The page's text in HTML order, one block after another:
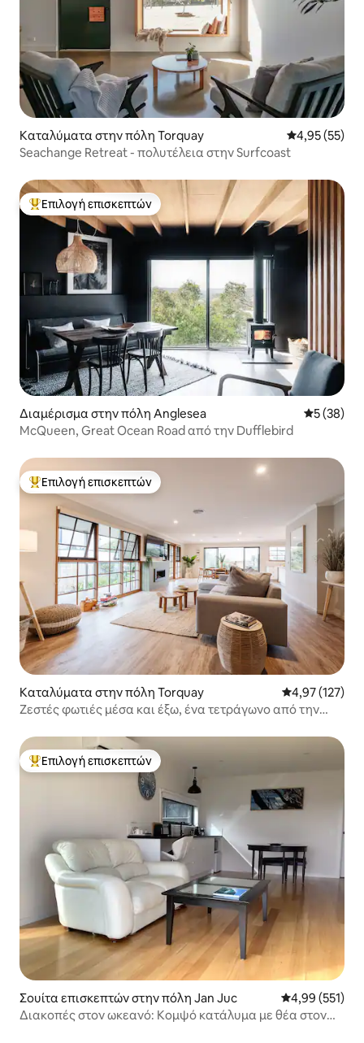
Καταλύματα στην πόλη Torquay Μέση
4,95 (55)
Seachange Retreat - πολυτέλεια στην Surfcoast
Κορυφαία επιλογή επισκεπτών
Επιλογή επισκεπτών
Διαμέρισμα στην πόλη Anglesea Μέση
5 (38)
McQueen, Great Ocean Road από την Dufflebird
Κορυφαία επιλογή επισκεπτών
Επιλογή επισκεπτών
Καταλύματα στην πόλη Torquay Μέση
4,97 (127)
Ζεστές φωτιές μέσα και έξω, ένα τετράγωνο από την
Κορυφαία επιλογή επισκεπτών
Επιλογή επισκεπτών
Σουίτα επισκεπτών στην πόλη Jan Juc Μέση
4,99 (551)
Διακοπές στον ωκεανό: Κομψό κατάλυμα με θέα στον